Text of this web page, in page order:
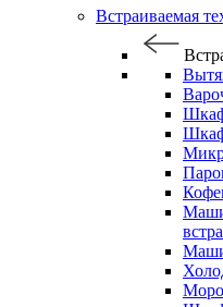
Встраиваемая